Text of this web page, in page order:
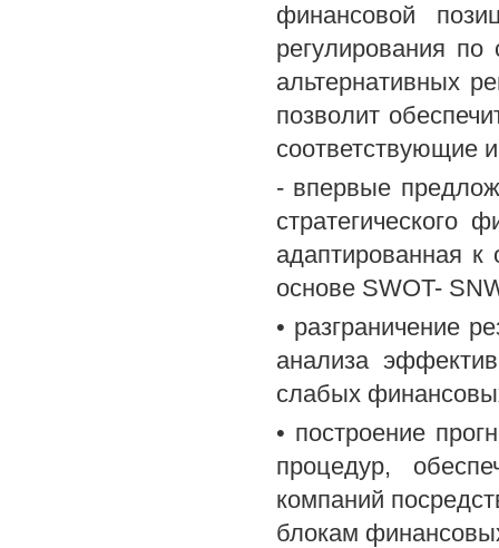
финансовой
регулирования по
альтернативных
позволит
соответствующие
- впервые
стратегического
адаптированная к
основе SWOT-
• разграничение
анализа
слабых
• построение
процедур,
компаний
блокам